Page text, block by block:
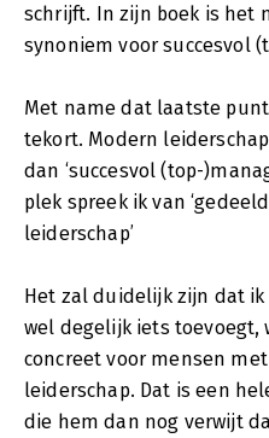
schrijft. In zijn boek is het
synoniem voor succesvol
Met name dat laatste
tekort. Modern
dan ‘succesvol (top-
plek spreek ik van
leiderschap’
Het zal duidelijk zijn dat
wel degelijk iets toevoegt,
concreet voor mensen
leiderschap. Dat is een
die hem dan nog verwijt